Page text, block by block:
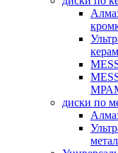
диски по